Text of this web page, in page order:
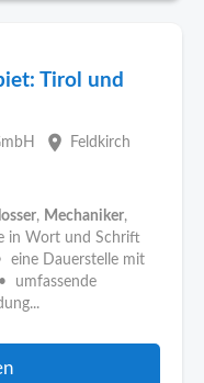
Tirol und
place Feldkirch
, Mechaniker,
in Wort und Schrift
Dauerstelle mit
umfassende